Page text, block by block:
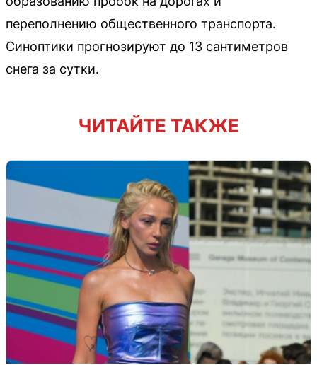
переполнению общественного транспорта.
Синоптики прогнозируют до 13 сантиметров
снега за сутки.
ЧИТАЙТЕ ТАКЖЕ